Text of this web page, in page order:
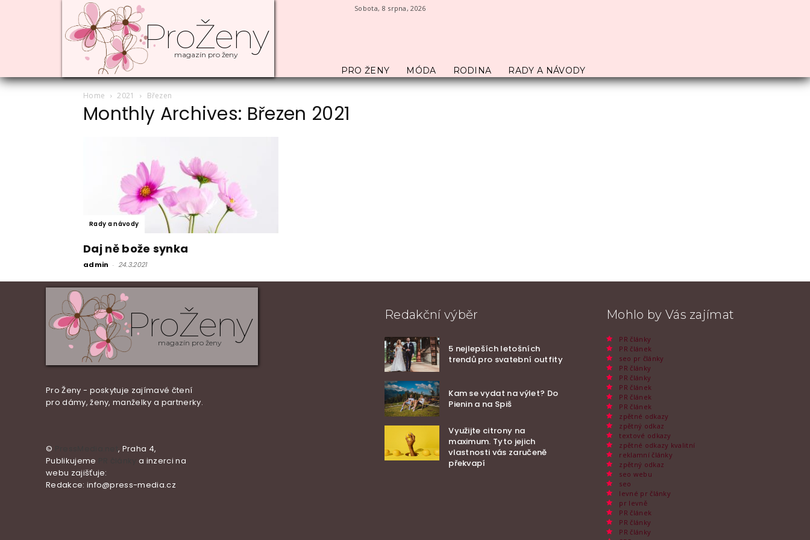
Sobota, 8 srpna, 2026
ProŽeny
magazín pro ženy
PRO ŽENY MÓDA RODINA RADY A NÁVODY
Home 2021 Březen
Monthly Archives: Březen 2021
Rady a návody
Daj ně bože synka
admin - 24.3.2021
ProŽeny
magazín pro ženy
Pro Ženy - poskytuje zajímavé čtení
pro dámy, ženy, manželky a partnerky.
© PressMedia.net, Praha 4,
Publikujeme
a inzerci na
webu zajišťuje:
Redakce: info@press-media.cz
Redakční výběr
5 nejlepších letošních
trendů pro svatební outfity
Kam se vydat na výlet? Do
Pienin a na Spiš
Využijte citrony na
maximum. Tyto jejich
vlastnosti vás zaručeně
překvapí
Mohlo by Vás zajímat
PR články
PR článek
seo pr články
PR články
PR články
PR článek
PR článek
PR článek
zpětné odkazy
zpětný odkaz
textové odkazy
zpětné odkazy kvalitní
reklamní články
zpětný odkaz
seo webu
seo
levné pr články
pr levně
PR článek
PR články
PR články